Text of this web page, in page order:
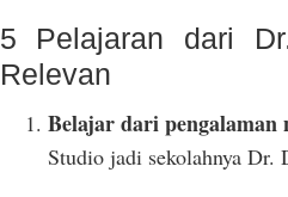
5 Pelajaran dari
Relevan
Belajar dari
Studio jadi sekolahnya Dr.